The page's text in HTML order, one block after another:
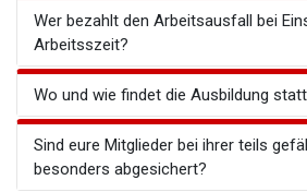
Wer bezahlt den Arbeitsausfall bei
Arbeitsszeit?
Wo und wie findet die Ausbildung
Sind eure Mitglieder bei ihrer teils
besonders abgesichert?